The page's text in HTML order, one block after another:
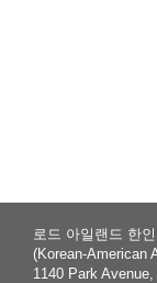
로드 아일랜드 한인
(Korean-American
1140 Park